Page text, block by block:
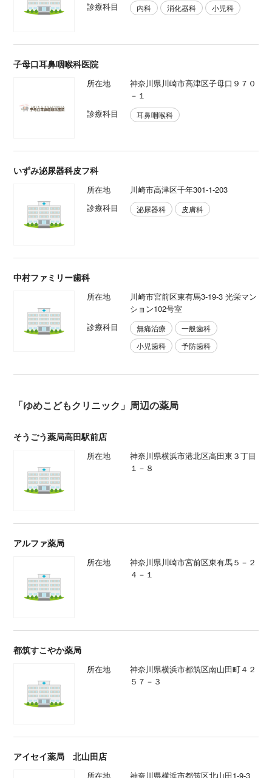
診療科目
内科 消化器科 小児科
子母口耳鼻咽喉科医院
所在地
神奈川県川崎市高津区子母口９７０
－１
診療科目
耳鼻咽喉科
いずみ泌尿器科皮フ科
所在地
川崎市高津区千年301-1-203
診療科目
泌尿器科 皮膚科
中村ファミリー歯科
所在地
川崎市宮前区東有馬3-19-3 光栄マン
ション102号室
診療科目
無痛治療
一般歯科
小児歯科
予防歯科
「ゆめこどもクリニック」周辺の薬局
そうごう薬局高田駅前店
所在地
神奈川県横浜市港北区高田東３丁目
１－８
アルファ薬局
所在地
神奈川県川崎市宮前区東有馬５－２
４－１
都筑すこやか薬局
所在地
神奈川県横浜市都筑区南山田町４２
５７－３
アイセイ薬局 北山田店
所在地 神奈川県横浜市都筑区北山田1-9-3